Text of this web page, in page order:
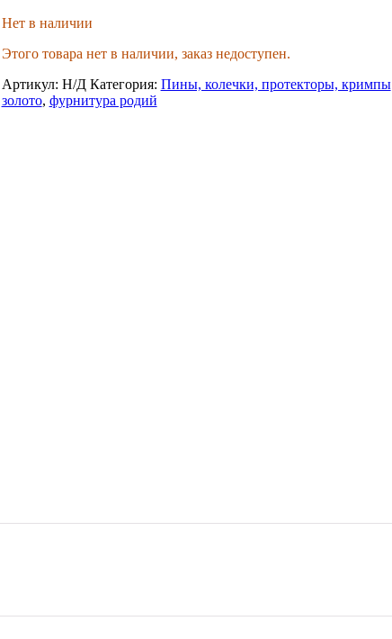
составляла21,00₽.
Нет в наличии
Этого товара нет в наличии, заказ недоступен.
Артикул: Н/Д Категория: Пины, колечки, протекторы, кримпы
золото, фурнитура родий